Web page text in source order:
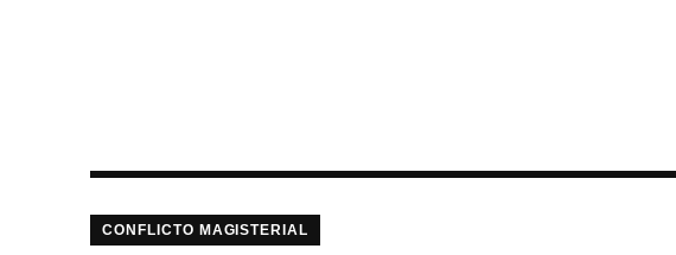
CONFLICTO MAGISTERIAL